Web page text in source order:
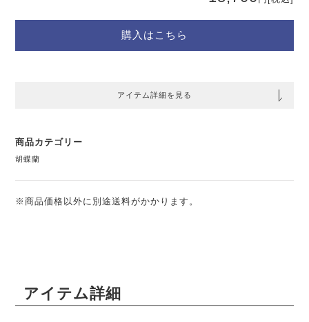
購入はこちら
アイテム詳細を見る
商品カテゴリー
胡蝶蘭
※商品価格以外に別途送料がかかります。
アイテム詳細